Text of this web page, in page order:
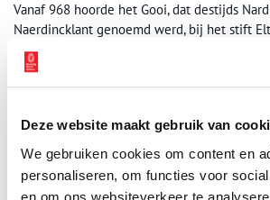
Deze website maakt gebruik van
We gebruiken cookies om content en
personaliseren, om functies voor
en om ons websiteverkeer te
Vanaf 968 hoorde het Gooi, dat destijds
Naerdincklant genoemd werd, bij het stift
gelegen op de Elterberg bij Emmerik. Zo
eeuwen vanuit Elten bestuurd. De
bij de grond. In 1280 vond er een
(1254-1296), waardoor het tot op de dag van
provincie Noord-Holland hoort. Floris liet
jaar nog het Muiderslot bouwen, om zijn
verdedigen.